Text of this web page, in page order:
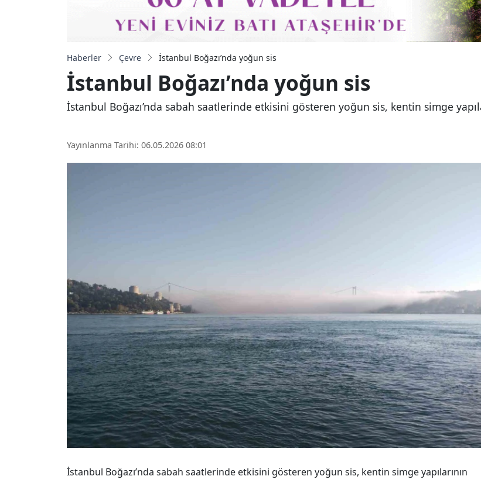
Haberler Çevre İstanbul Boğazı’nda yoğun sis
İstanbul Boğazı’nda yoğun sis
İstanbul Boğazı’nda sabah saatlerinde etkisini gösteren yoğun sis, kentin simge
Yayınlanma Tarihi: 06.05.2026 08:01
İstanbul Boğazı’nda sabah saatlerinde etkisini gösteren yoğun sis, kentin simge yapılarının